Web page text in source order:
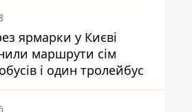
ярмарки у Києві
маршрути сім
і один тролейбус